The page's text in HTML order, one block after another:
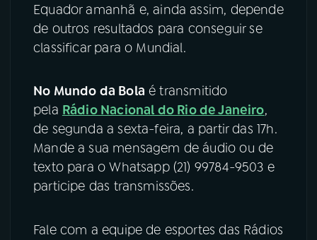
Equador amanhã e, ainda assim, depende
de outros resultados para conseguir se
classificar para o Mundial.
No Mundo da Bola é transmitido
pela Rádio Nacional do Rio de Janeiro,
de segunda a sexta-feira, a partir das 17h.
Mande a sua mensagem de áudio ou de
texto para o Whatsapp (21) 99784-9503 e
participe das transmissões.
Fale com a equipe de esportes das Rádios